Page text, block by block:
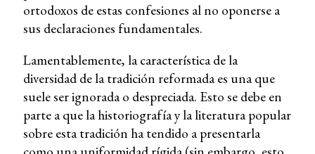
ortodoxos de estas confesiones al no oponerse a
sus declaraciones fundamentales.
Lamentablemente, la característica de la
diversidad de la tradición reformada es una que
suele ser ignorada o despreciada. Esto se debe en
parte a que la historiografía y la literatura popular
sobre esta tradición ha tendido a presentarla